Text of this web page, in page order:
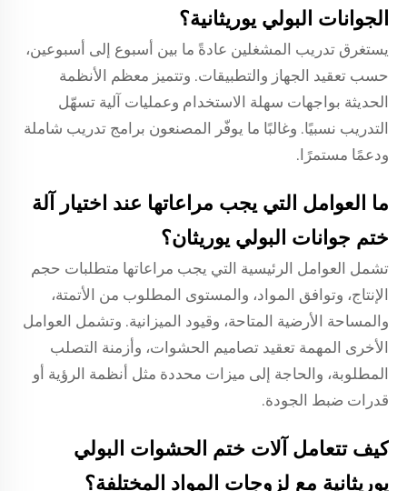
الجوانات البولي يوريثانية؟
يستغرق تدريب المشغلين عادةً ما بين أسبوع إلى أسبوعين،
حسب تعقيد الجهاز والتطبيقات. وتتميز معظم الأنظمة
الحديثة بواجهات سهلة الاستخدام وعمليات آلية تسهّل
التدريب نسبيًا. وغالبًا ما يوفّر المصنعون برامج تدريب شاملة
ودعمًا مستمرًا.
ما العوامل التي يجب مراعاتها عند اختيار آلة
ختم جوانات البولي يوريثان؟
تشمل العوامل الرئيسية التي يجب مراعاتها متطلبات حجم
الإنتاج، وتوافق المواد، والمستوى المطلوب من الأتمتة،
والمساحة الأرضية المتاحة، وقيود الميزانية. وتشمل العوامل
الأخرى المهمة تعقيد تصاميم الحشوات، وأزمنة التصلب
المطلوبة، والحاجة إلى ميزات محددة مثل أنظمة الرؤية أو
قدرات ضبط الجودة.
كيف تتعامل آلات ختم الحشوات البولي
يوريثانية مع لزوجات المواد المختلفة؟